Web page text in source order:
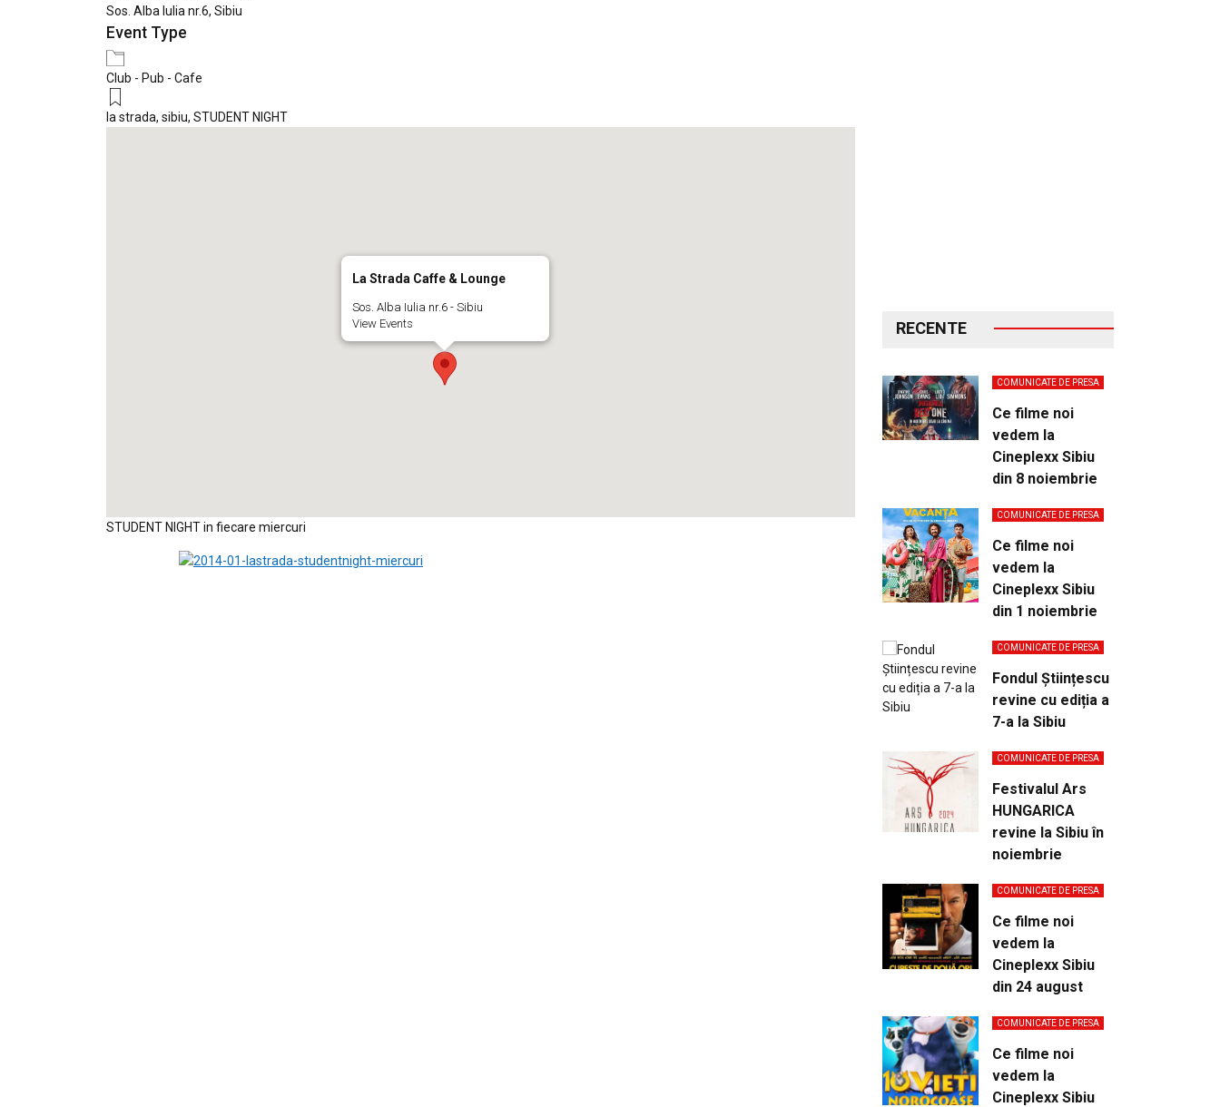
Sos. Alba Iulia nr.6, Sibiu
Event Type
Club - Pub - Cafe
la strada, sibiu, STUDENT NIGHT
La Strada Caffe & Lounge
Sos. Alba Iulia nr.6 - Sibiu
View Events
STUDENT NIGHT in fiecare miercuri
RECENTE
COMUNICATE DE PRESA
Ce filme noi
vedem la
Cineplexx Sibiu
din 8 noiembrie
COMUNICATE DE PRESA
Ce filme noi
vedem la
Cineplexx Sibiu
din 1 noiembrie
COMUNICATE DE PRESA
Fondul Științescu
revine cu ediția a
7-a la Sibiu
COMUNICATE DE PRESA
Festivalul Ars
HUNGARICA
revine la Sibiu în
noiembrie
COMUNICATE DE PRESA
Ce filme noi
vedem la
Cineplexx Sibiu
din 24 august
COMUNICATE DE PRESA
Ce filme noi
vedem la
Cineplexx Sibiu